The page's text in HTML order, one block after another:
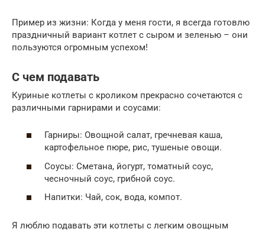
Пример из жизни: Когда у меня гости, я всегда готовлю
праздничный вариант котлет с сыром и зеленью – они
пользуются огромным успехом!
С чем подавать
Куриные котлеты с кроликом прекрасно сочетаются с
различными гарнирами и соусами:
Гарниры: Овощной салат, гречневая каша,
картофельное пюре, рис, тушеные овощи.
Соусы: Сметана, йогурт, томатный соус,
чесночный соус, грибной соус.
Напитки: Чай, сок, вода, компот.
Я люблю подавать эти котлеты с легким овощным